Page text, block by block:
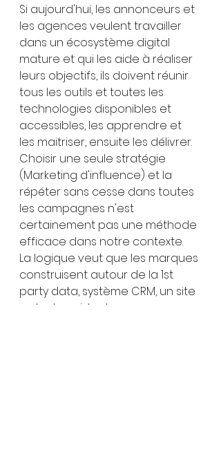
Si aujourd'hui, les annonceurs et
les agences veulent travailler
dans un écosystème digital
mature et qui les aide à réaliser
leurs objectifs, ils doivent réunir
tous les outils et toutes les
technologies disponibles et
accessibles, les apprendre et
les maitriser, ensuite les délivrer.
Choisir une seule stratégie
(Marketing d'influence) et la
répéter sans cesse dans toutes
les campagnes n'est
certainement pas une méthode
efficace dans notre contexte.
La logique veut que les marques
construisent autour de la 1st
party data, système CRM, un site
web, du paid ads